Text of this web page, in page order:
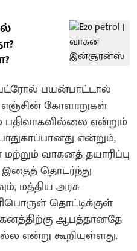
பயன்பாட்டால்
கோளாறுகள்
பதிவாகவில்லை என்றும்
என்றும்,
வாகனத் தயாரிப்பு
தொடர்ந்து
மத்திய அரசு
தொட்டிக்குள்
ஆபத்தானதே
என்று கூறியுள்ளது.